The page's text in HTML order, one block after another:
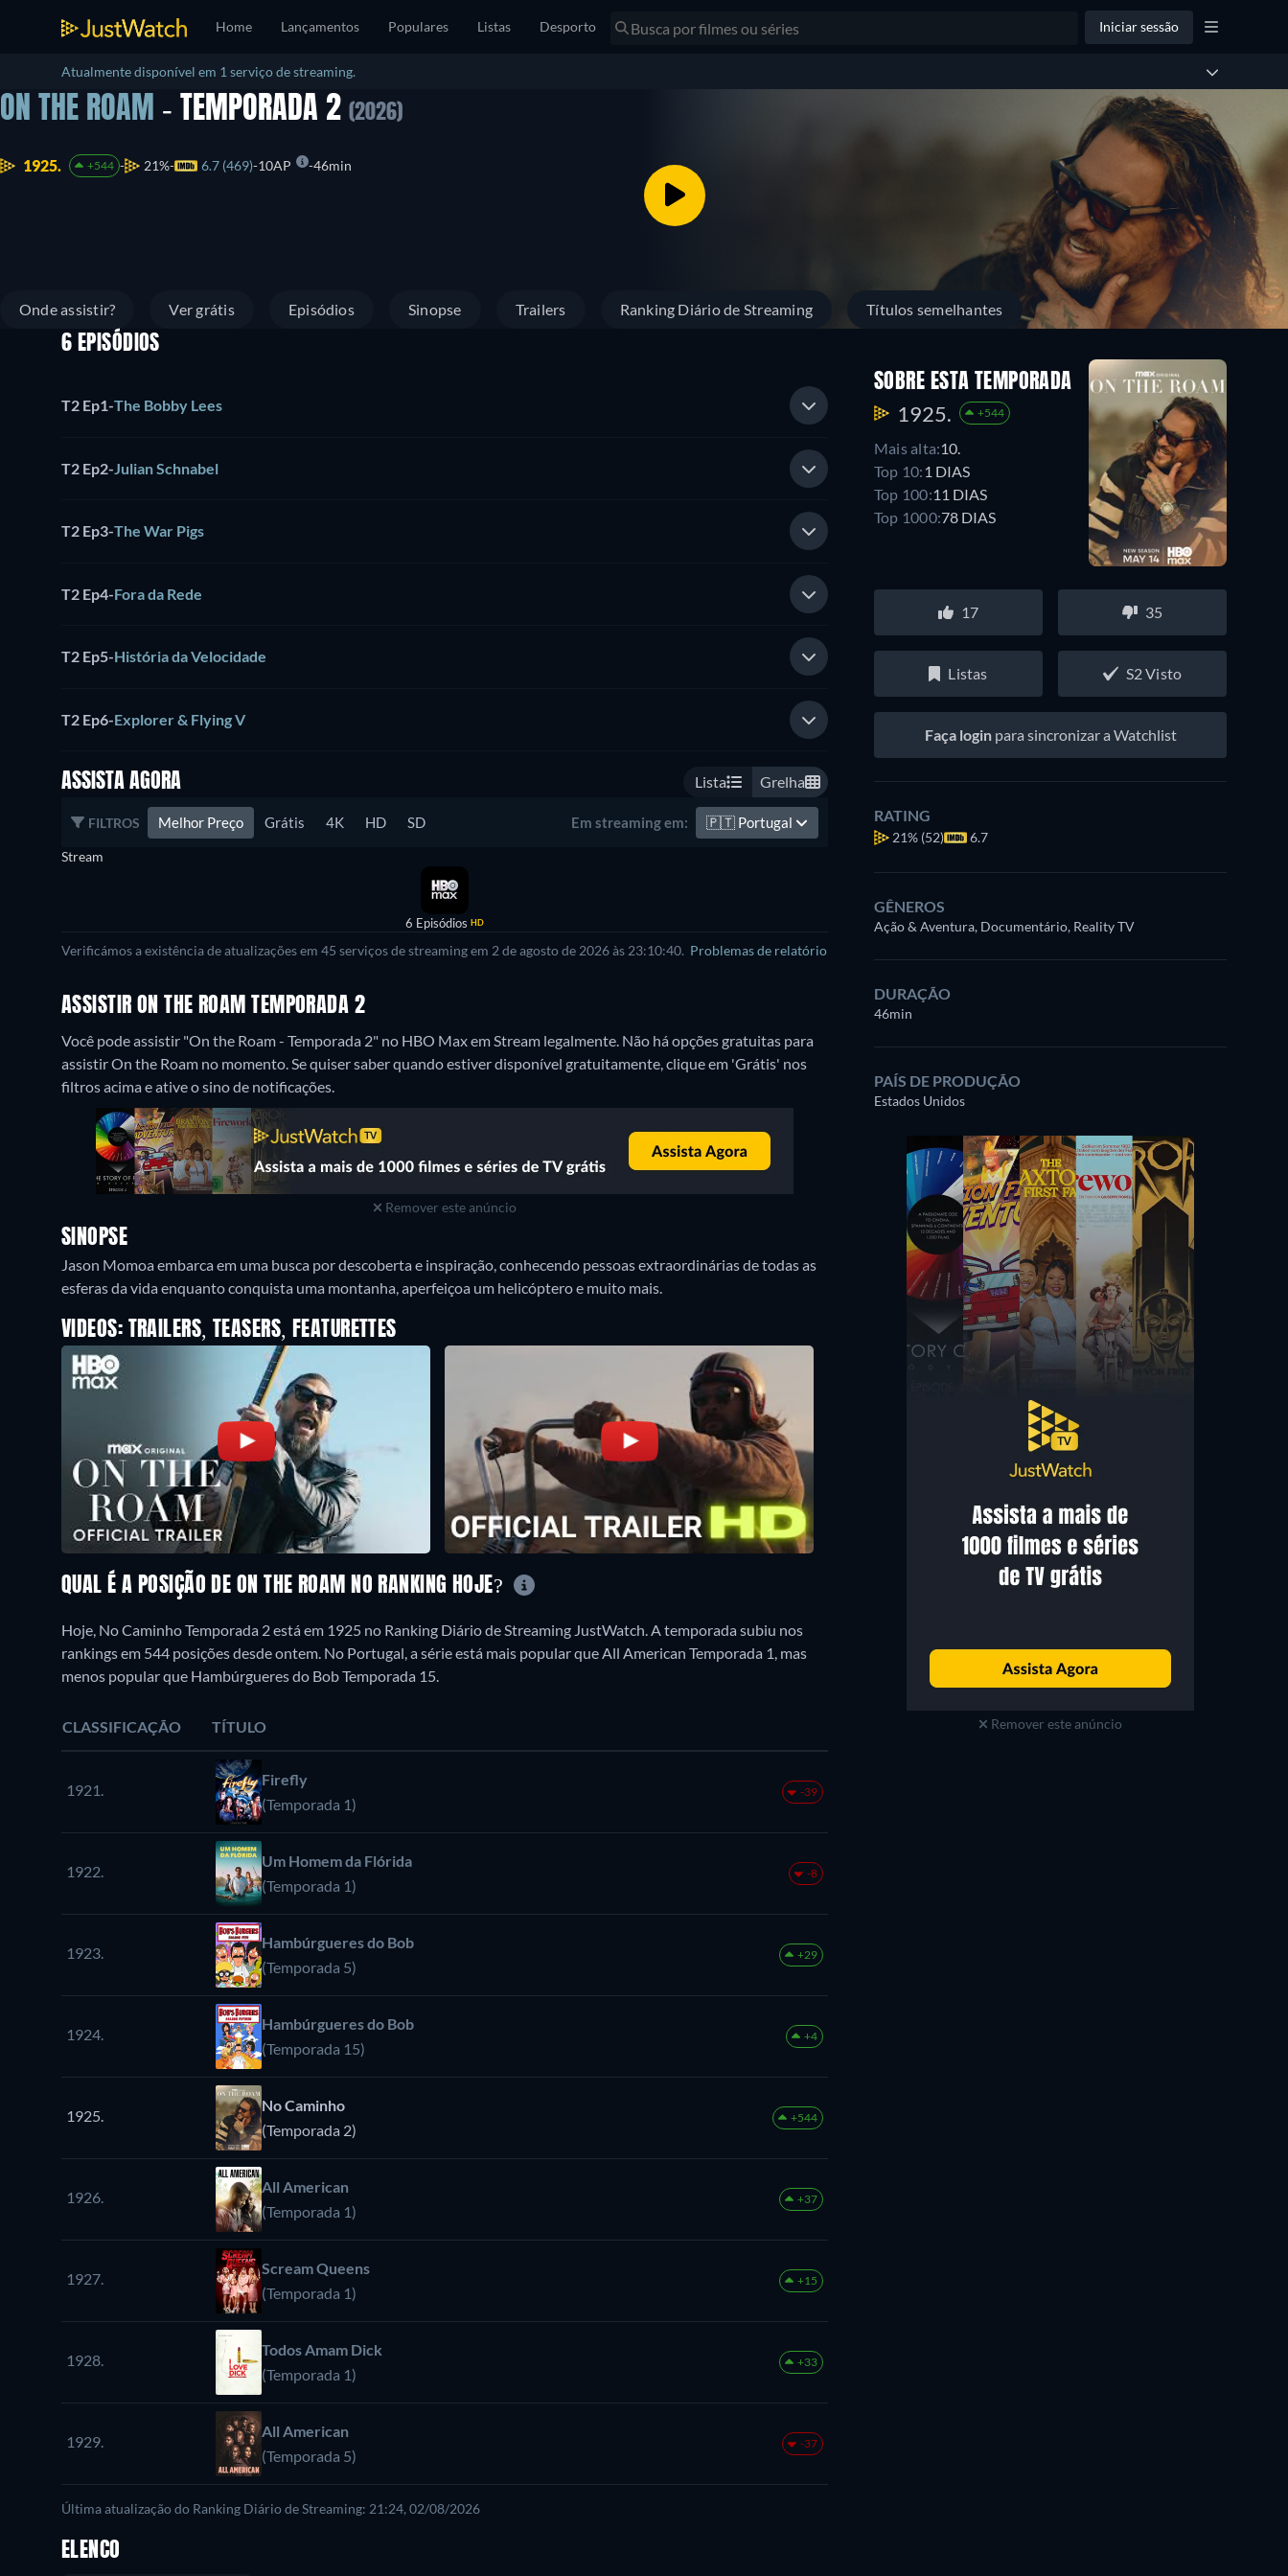
Home Lançamentos Populares Listas Desporto Iniciar sessão
Atualmente disponível em 1 serviço de streaming.
ON THE ROAM - TEMPORADA 2 (2026)
1925. +544 21% 6.7 (469) 10AP 46min
Onde assistir? Ver grátis Episódios Sinopse Trailers Ranking Diário de Streaming Títulos semelhantes
6 EPISÓDIOS
T2 Ep1-The Bobby Lees
T2 Ep2- Julian Schnabel
T2 Ep3-The War Pigs
T2 Ep4-Fora da Rede
T2 Ep5-História da Velocidade
T2 Ep6-Explorer & Flying V
ASSISTA AGORA Lista Grelha
FILTROS Melhor Preço Grátis 4K HD SD Em streaming em: 🇵🇹 Portugal
Stream
6 Episódios HD
Verificámos a existência de atualizações em 45 serviços de streaming em 2 de agosto de 2026 às 23:10:40. Problemas de relatório
ASSISTIR ON THE ROAM TEMPORADA 2
Você pode assistir "On the Roam - Temporada 2" no HBO Max em Stream legalmente. Não há opções gratuitas para
assistir On the Roam no momento. Se quiser saber quando estiver disponível gratuitamente, clique em 'Grátis' nos
filtros acima e ative o sino de notificações.
Remover este anúncio
SINOPSE
Jason Momoa embarca em uma busca por descoberta e inspiração, conhecendo pessoas extraordinárias de todas as
esferas da vida enquanto conquista uma montanha, aperfeiçoa um helicóptero e muito mais.
VIDEOS: TRAILERS, TEASERS, FEATURETTES
SOBRE ESTA TEMPORADA
1925. +544
Mais alta:10.
Top 10: 1 DIAS
Top 100:11 DIAS
Top 1000:78 DIAS
17 35
Listas S2 Visto
Faça loginpara sincronizar a Watchlist
RATING
21% (52) 6.7
GÊNEROS
Ação & Aventura, Documentário, Reality TV
DURAÇÃO
46min
PAÍS DE PRODUÇÃO
Estados Unidos
Remover este anúncio
QUAL É A POSIÇÃO DE ON THE ROAM NO RANKING HOJE?
Hoje, No Caminho Temporada 2 está em 1925 no Ranking Diário de Streaming JustWatch. A temporada subiu nos
rankings em 544 posições desde ontem. No Portugal, a série está mais popular que All American Temporada 1, mas
menos popular que Hambúrgueres do Bob Temporada 15.
CLASSIFICAÇÃO TÍTULO
1921.
Firefly
(Temporada 1)
-39
1922.
Um Homem da Flórida
(Temporada 1)
-8
1923.
Hambúrgueres do Bob
(Temporada 5)
+29
1924.
Hambúrgueres do Bob
(Temporada 15)
+4
1925.
No Caminho
(Temporada 2)
+544
1926.
All American
(Temporada 1)
+37
1927.
Scream Queens
(Temporada 1)
+15
1928.
Todos Amam Dick
(Temporada 1)
+33
1929.
All American
(Temporada 5)
-37
Última atualização do Ranking Diário de Streaming: 21:24, 02/08/2026
ELENCO